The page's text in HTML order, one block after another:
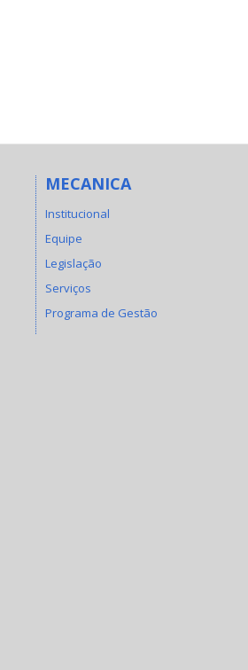
MECANICA
Institucional
Equipe
Legislação
Serviços
Programa de Gestão